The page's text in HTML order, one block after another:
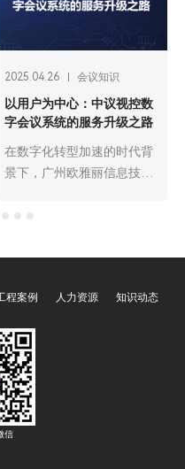
2025.04.26 会议知识
以用户为中心：中议视控数
字会议系统的服务升级之路
在数字化转型加速的时代背
景下，广州欧雅丽信息技术
基础设施。作为行业领先
户为中心” 作为服务理念的
智能化、个性化、高效化的
更高要求，中议视控开启了
全面的服务升级之路，力求
为用户打造更优质、更贴合
需求的数字会议体验。
程案例 人力资源 知识动态
信